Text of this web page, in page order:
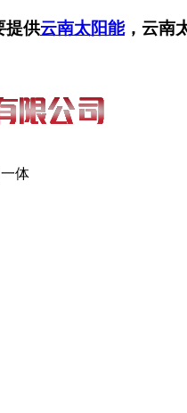
提供云南太阳能，云南
体